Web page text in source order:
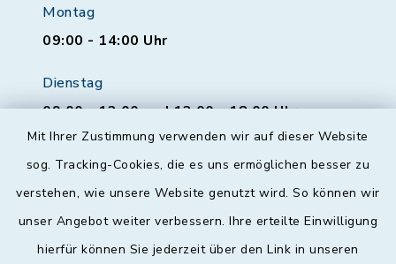
Mit Ihrer Zustimmung verwenden wir auf dieser Website
sog. Tracking-Cookies, die es uns ermöglichen besser zu
verstehen, wie unsere Website genutzt wird. So können wir
unser Angebot weiter verbessern. Ihre erteilte Einwilligung
hierfür können Sie jederzeit über den Link in unseren
Montag
09:00 - 14:00 Uhr
Dienstag
09:00 - 12:00 und 13:00 - 18:00 Uhr
Donnerstag
09:00 - 12:00 und 13:00 - 18:00 Uhr